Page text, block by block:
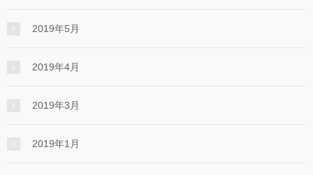
2019年5月
2019年4月
2019年3月
2019年1月